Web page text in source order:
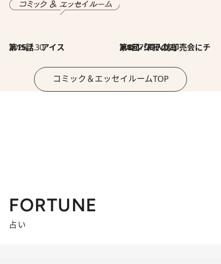
2026.7.30
第15話 アイス 2026.7.30
第8回「同人誌即売会にチャレンジ その2」
コミック＆エッセイルームTOP
FORTUNE
占い